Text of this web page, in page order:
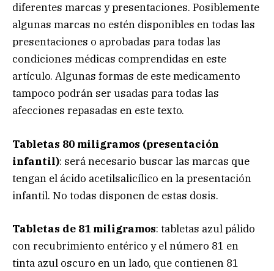
diferentes marcas y presentaciones. Posiblemente
algunas marcas no estén disponibles en todas las
presentaciones o aprobadas para todas las
condiciones médicas comprendidas en este
artículo. Algunas formas de este medicamento
tampoco podrán ser usadas para todas las
afecciones repasadas en este texto.
Tabletas 80 miligramos (presentación
infantil): será necesario buscar las marcas que
tengan el ácido acetilsalicílico en la presentación
infantil. No todas disponen de estas dosis.
Tabletas de 81 miligramos: tabletas azul pálido
con recubrimiento entérico y el número 81 en
tinta azul oscuro en un lado, que contienen 81